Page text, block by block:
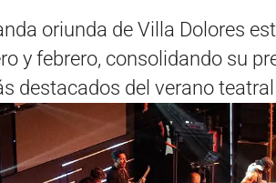
oriunda de Villa Dolores
y febrero, consolidando su
destacados del verano